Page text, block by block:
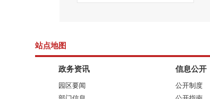
站点地图
政务资讯
园区要闻
信息公开
公开制度